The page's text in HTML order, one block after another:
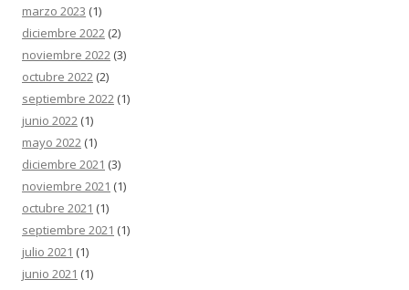
marzo 2023 (1)
diciembre 2022 (2)
noviembre 2022 (3)
octubre 2022 (2)
septiembre 2022 (1)
junio 2022 (1)
mayo 2022 (1)
diciembre 2021 (3)
noviembre 2021 (1)
octubre 2021 (1)
septiembre 2021 (1)
julio 2021 (1)
junio 2021 (1)